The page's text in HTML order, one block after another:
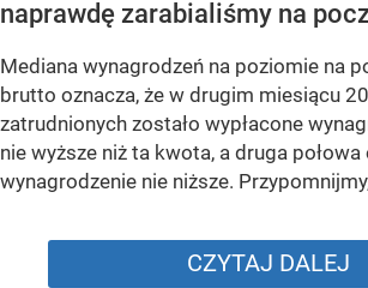
naprawdę zarabialiśmy na
Mediana wynagrodzeń na poziomie na
brutto oznacza, że w drugim miesiącu
zatrudnionych zostało wypłacone
nie wyższe niż ta kwota, a druga połowa
wynagrodzenie nie niższe.
CZYTAJ DALEJ